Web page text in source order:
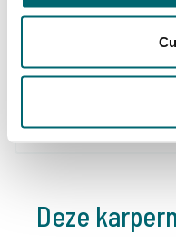
Al 152.908 tevreden
Deze